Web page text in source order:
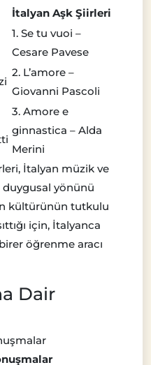
İtalyan Aşk Şiirleri
1. Se tu vuoi –
Cesare Pavese
2. L’amore –
Giovanni Pascoli
3. Amore e
ginnastica – Alda
Merini
İtalyan müzik ve
duygusal yönünü
kültürünün tutkulu
için, İtalyanca
öğrenme aracı
Dair